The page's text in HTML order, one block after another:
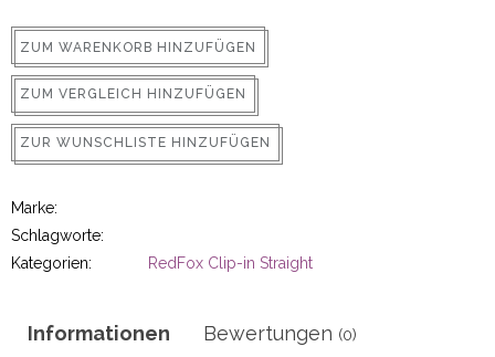
in
ZUM WARENKORB HINZUFÜGEN
ZUM VERGLEICH HINZUFÜGEN
ZUR WUNSCHLISTE HINZUFÜGEN
Marke:
Schlagworte:
Kategorien:
RedFox Clip-in Straight
Informationen Bewertungen (0)